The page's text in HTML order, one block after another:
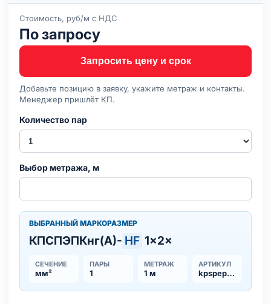
Стоимость, руб/м с НДС
По запросу
Запросить цену и срок
Добавьте позицию в заявку, укажите метраж и контакты.
Менеджер пришлёт КП.
Количество пар
Выбор метража, м
ВЫБРАННЫЙ МАРКОРАЗМЕР
КПСПЭПКнг(А)- HF 1×2×
СЕЧЕНИЕ
мм²
ПАРЫ
1
МЕТРАЖ
1 м
АРТИКУЛ
kpspepknga-hf